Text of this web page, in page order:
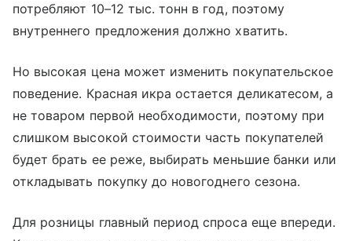
потребляют 10–12 тыс. тонн в год, поэтому
внутреннего предложения должно хватить.
Но высокая цена может изменить покупательское
поведение. Красная икра остается деликатесом, а
не товаром первой необходимости, поэтому при
слишком высокой стоимости часть покупателей
будет брать ее реже, выбирать меньшие банки или
откладывать покупку до новогоднего сезона.
Для розницы главный период спроса еще впереди.